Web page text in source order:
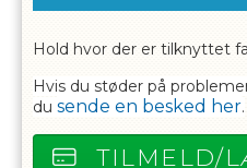
Hold hvor der er tilknyttet
Hvis du støder på
du sende en besked her.
TILMELD/